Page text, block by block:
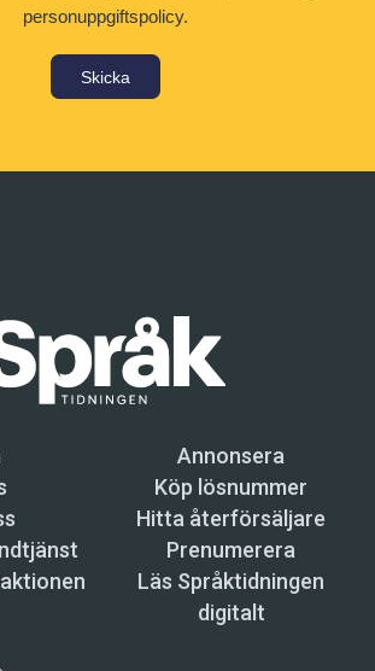
personuppgiftspolicy.
Skicka
Annonsera
Köp lösnummer
Hitta återförsäljare
Prenumerera
Läs Språktidningen
digitalt